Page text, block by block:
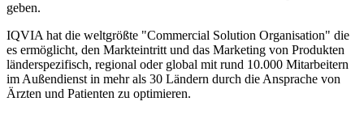
geben.
IQVIA hat die weltgrößte "Commercial Solution Organisation" die
es ermöglicht, den Markteintritt und das Marketing von Produkten
länderspezifisch, regional oder global mit rund 10.000 Mitarbeitern
im Außendienst in mehr als 30 Ländern durch die Ansprache von
Ärzten und Patienten zu optimieren.